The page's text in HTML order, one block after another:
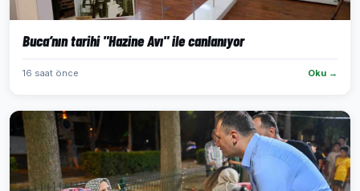
Buca’nın tarihi "Hazine Avı" ile canlanıyor
16 saat önce Oku →